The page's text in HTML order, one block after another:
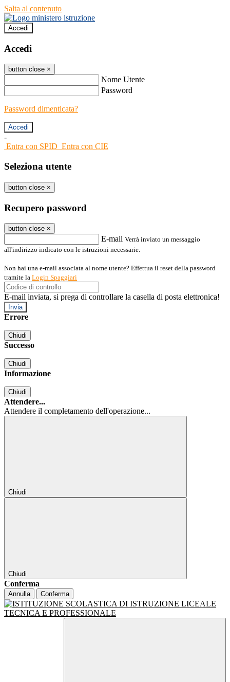
Salta al contenuto
Accedi
Accedi
button close ×
Nome Utente
Password
Password dimenticata?
-
Entra con SPID Entra con CIE
Seleziona utente
button close ×
Recupero password
button close ×
E-mail Verrà inviato un messaggio
all'indirizzo indicato con le istruzioni necessarie.
Non hai una e-mail associata al nome utente? Effettua il reset della password
tramite la Login Spaggiari
E-mail inviata, si prega di controllare la casella di posta elettronica!
Errore
Chiudi
Successo
Chiudi
Informazione
Chiudi
Attendere...
Attendere il completamento dell'operazione...
Chiudi
Chiudi
Conferma
Annulla Conferma